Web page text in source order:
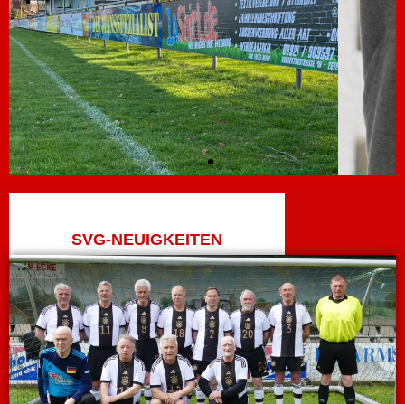
Du bist unterwegs, krank oder anderweitig verhindert und kannst
das Spiel vom SVG nicht besuchen kommen?
Weiterlesen
SVG-NEUIGKEITEN